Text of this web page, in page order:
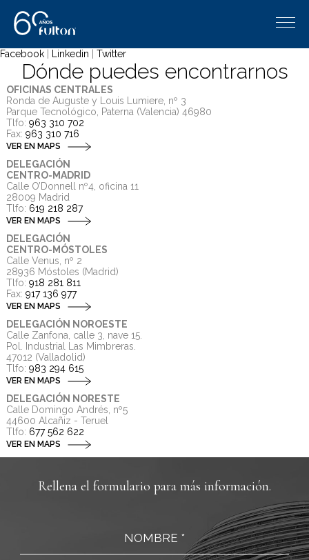
Facebook Linkedin Twitter
Dónde puedes encontrarnos
OFICINAS CENTRALES
Ronda de Auguste y Louis Lumiere, nº 3
Parque Tecnológico, Paterna (Valencia) 46980
Tlfo: 963 310 702
Fax: 963 310 716
VER EN MAPS
DELEGACIÓN
CENTRO-MADRID
Calle O’Donnell nº4, oficina 11
28009 Madrid
Tlfo: 619 218 287
VER EN MAPS
DELEGACIÓN
CENTRO-MÓSTOLES
Calle Venus, nº 2
28936 Móstoles (Madrid)
Tlfo: 918 281 811
Fax: 917 136 977
VER EN MAPS
DELEGACIÓN NOROESTE
Calle Zanfona, calle 3, nave 15.
Pol. Industrial Las Mimbreras.
47012 (Valladolid)
Tlfo: 983 294 615
VER EN MAPS
DELEGACIÓN NORESTE
Calle Domingo Andrés, nº5
44600 Alcañiz - Teruel
Tlfo: 677 562 622
VER EN MAPS
Rellena el formulario para más información.
NOMBRE *